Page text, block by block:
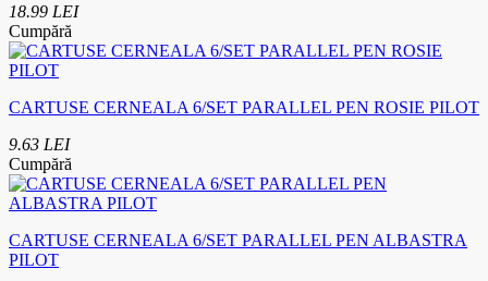
18.99 LEI
Cumpără
CARTUSE CERNEALA 6/SET PARALLEL PEN ROSIE PILOT
9.63 LEI
Cumpără
CARTUSE CERNEALA 6/SET PARALLEL PEN ALBASTRA
PILOT